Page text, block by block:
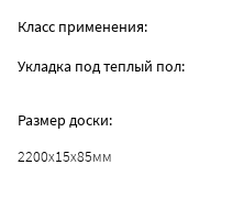
Размер доски:
2200x15x85мм
Класс применения:
Укладка под теплый пол: